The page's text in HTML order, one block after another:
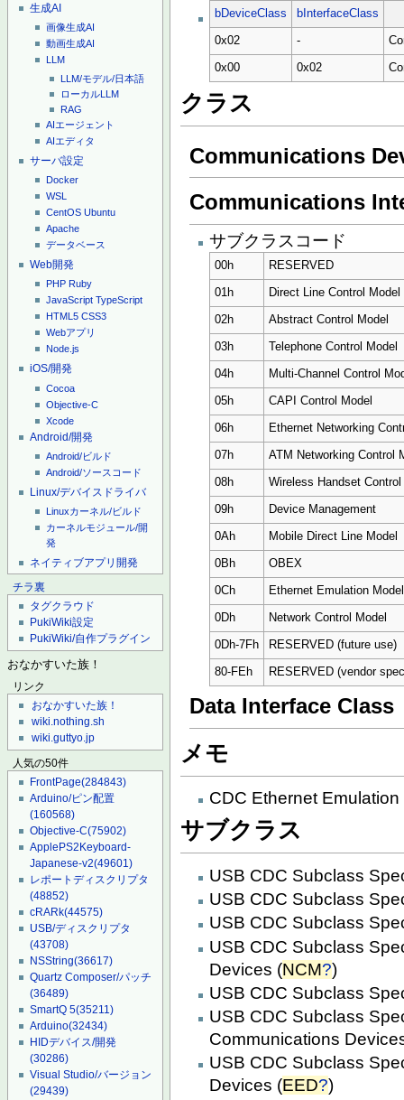
生成AI
画像生成AI
動画生成AI
LLM
LLM/モデル/日本語
ローカルLLM
RAG
AIエージェント
AIエディタ
サーバ設定
Docker
WSL
CentOS Ubuntu
Apache
データベース
Web開発
PHP Ruby
JavaScript TypeScript
HTML5 CSS3
Webアプリ
Node.js
iOS/開発
Cocoa
Objective-C
Xcode
Android/開発
Android/ビルド
Android/ソースコード
Linux/デバイスドライバ
Linuxカーネル/ビルド
カーネルモジュール/開
発
ネイティブアプリ開発
チラ裏
タグクラウド
PukiWiki設定
PukiWiki/自作プラグイン
おなかすいた族！
リンク
おなかすいた族！
wiki.nothing.sh
wiki.guttyo.jp
人気の50件
FrontPage(284843)
Arduino/ピン配置
(160568)
Objective-C(75902)
ApplePS2Keyboard-
Japanese-v2(49601)
レポートディスクリプタ
(48852)
cRARk(44575)
USB/ディスクリプタ
(43708)
NSString(36617)
Quartz Composer/パッチ
(36489)
SmartQ 5(35211)
Arduino(32434)
HIDデバイス/開発
(30286)
Visual Studio/バージョン
(29439)
bDeviceClass bInterfaceClass
0x02 -
0x00 0x02
クラス
Communications
Communications
サブクラスコード
00h RESERVED
01h Direct Line Control Model
02h Abstract Control Model
03h Telephone Control Model
04h Multi-Channel Control
05h CAPI Control Model
06h Ethernet Networking
07h ATM Networking Control
08h Wireless Handset Control
09h Device Management
0Ah Mobile Direct Line Model
0Bh OBEX
0Ch Ethernet Emulation Model
0Dh Network Control Model
0Dh-7Fh RESERVED (future use)
80-FEh RESERVED (vendor
Data Interface Class
メモ
CDC Ethernet Emulation
サブクラス
USB CDC Subclass
USB CDC Subclass
USB CDC Subclass
USB CDC Subclass
Devices (NCM?)
USB CDC Subclass
USB CDC Subclass
Communications
USB CDC Subclass
Devices (EED?)